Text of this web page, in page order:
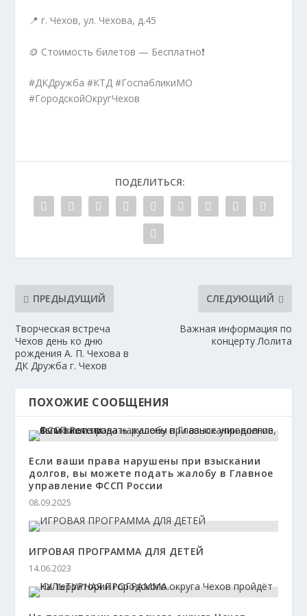
📍 г. Чехов, ул. Чехова, д.45
🪙 Стоимость билетов — Бесплатно❗️
#ДКДружба #КТД #ГоспабликиМО
#ГородскойОкругЧехов
ПОДЕЛИТЬСЯ:
ПРЕДЫДУЩИЙ
Творческая встреча
Чехов день ко дню
рождения А. П. Чехова в
ДК Дружба г. Чехов
СЛЕДУЮЩИЙ
Важная информация по
концерту Лолита
ПОХОЖИЕ СООБЩЕНИЯ
Если ваши права нарушены при взыскании
долгов, вы можете подать жалобу в Главное
управление ФССП России
08.09.2025
ИГРОВАЯ ПРОГРАММА ДЛЯ ДЕТЕЙ
14.06.2023